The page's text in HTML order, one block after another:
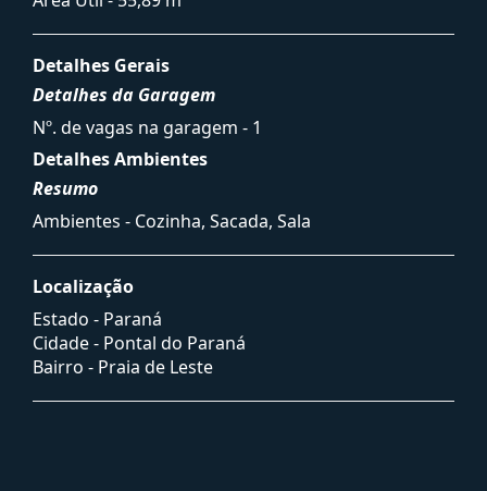
Detalhes Gerais
Detalhes da Garagem
Nº. de vagas na garagem - 1
Detalhes Ambientes
Resumo
Ambientes - Cozinha, Sacada, Sala
Localização
Estado - Paraná
Cidade - Pontal do Paraná
Bairro - Praia de Leste